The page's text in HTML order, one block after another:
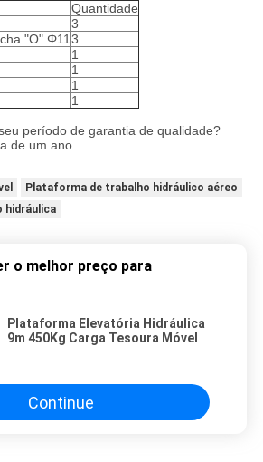
Quantidade
3
"O" Φ113
1
1
1
1
período de garantia de qualidade?
de um ano.
Plataforma de trabalho hidráulico aéreo
hidráulica
o melhor preço para
Plataforma Elevatória Hidráulica
9m 450Kg Carga Tesoura Móvel
Continue